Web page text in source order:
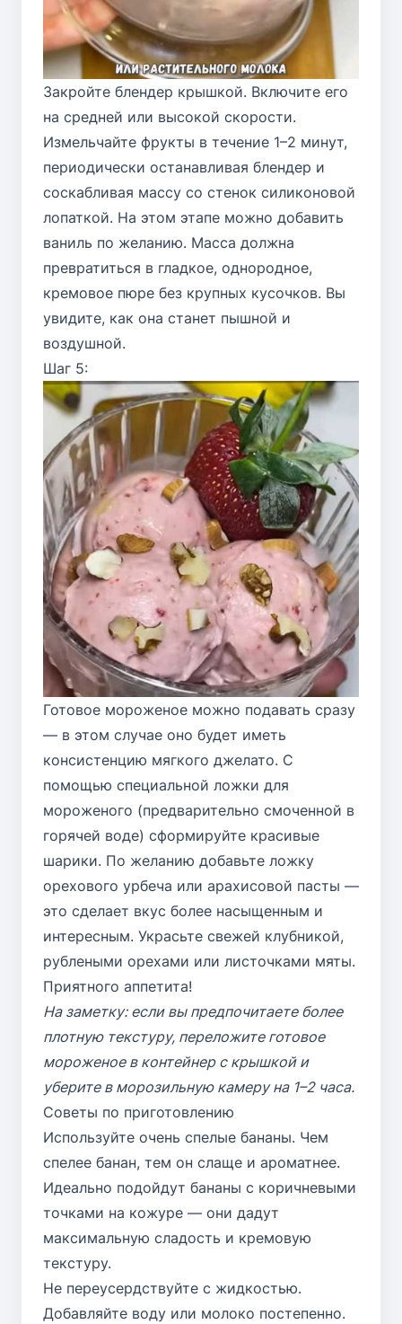
Закройте блендер крышкой. Включите его
на средней или высокой скорости.
Измельчайте фрукты в течение 1–2 минут,
периодически останавливая блендер и
соскабливая массу со стенок силиконовой
лопаткой. На этом этапе можно добавить
ваниль по желанию. Масса должна
превратиться в гладкое, однородное,
кремовое пюре без крупных кусочков. Вы
увидите, как она станет пышной и
воздушной.
Шаг 5:
Готовое мороженое можно подавать сразу
— в этом случае оно будет иметь
консистенцию мягкого джелато. С
помощью специальной ложки для
мороженого (предварительно смоченной в
горячей воде) сформируйте красивые
шарики. По желанию добавьте ложку
орехового урбеча или арахисовой пасты —
это сделает вкус более насыщенным и
интересным. Украсьте свежей клубникой,
рублеными орехами или листочками мяты.
Приятного аппетита!
На заметку: если вы предпочитаете более
плотную текстуру, переложите готовое
мороженое в контейнер с крышкой и
уберите в морозильную камеру на 1–2 часа.
Советы по приготовлению
Используйте очень спелые бананы. Чем
спелее банан, тем он слаще и ароматнее.
Идеально подойдут бананы с коричневыми
точками на кожуре — они дадут
максимальную сладость и кремовую
текстуру.
Не переусердствуйте с жидкостью.
Добавляйте воду или молоко постепенно.